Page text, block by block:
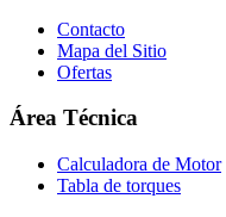
Contacto
Mapa del Sitio
Ofertas
Área Técnica
Calculadora de Motor
Tabla de torques